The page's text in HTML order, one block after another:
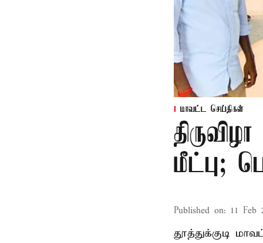
மாவட்ட செய்திகள்
மீட்பு;
Published on: 11 Feb
தூத்துக்குடி